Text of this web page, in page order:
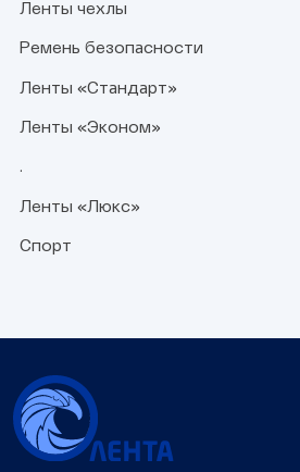
Ленты чехлы
Ремень безопасности
Ленты «Стандарт»
Ленты «Эконом»
.
Ленты «Люкс»
Спорт